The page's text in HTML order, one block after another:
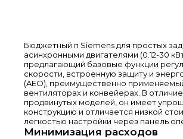
Бюджетный п Siemens для простых
асинхронными двигателями (0.12-30
предлагающий базовые функции
скорости, встроенную защиту и
(AEO), преимущественно
вентиляторах и конвейерах. В
продвинутых моделей, он имеет
конструкцию и отличается низкой
лёгкостью настройки через панель
Минимизация расходов